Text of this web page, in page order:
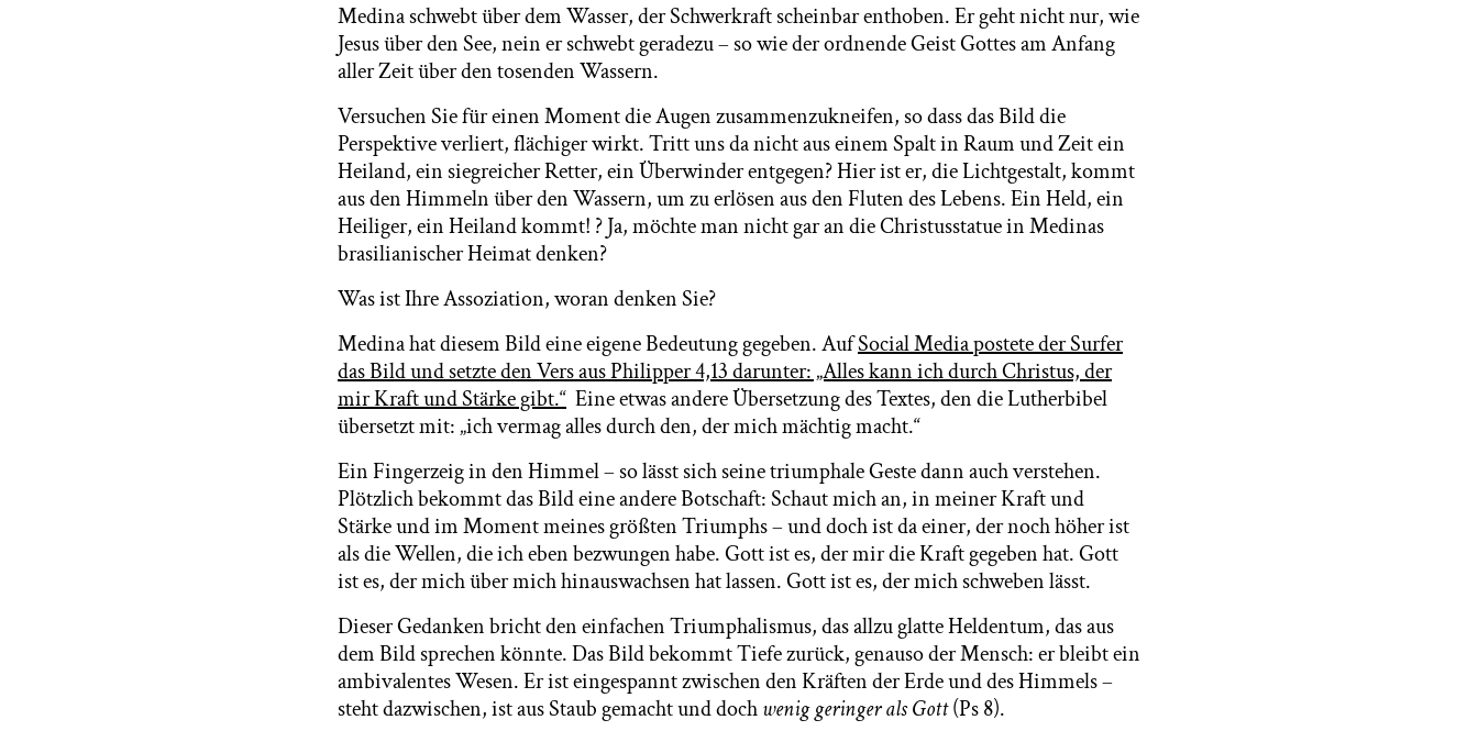
Medina schwebt über dem Wasser, der Schwerkraft scheinbar enthoben. Er geht nicht nur, wie
Jesus über den See, nein er schwebt geradezu – so wie der ordnende Geist Gottes am Anfang
aller Zeit über den tosenden Wassern.
Versuchen Sie für einen Moment die Augen zusammenzukneifen, so dass das Bild die
Perspektive verliert, flächiger wirkt. Tritt uns da nicht aus einem Spalt in Raum und Zeit ein
Heiland, ein siegreicher Retter, ein Überwinder entgegen? Hier ist er, die Lichtgestalt, kommt
aus den Himmeln über den Wassern, um zu erlösen aus den Fluten des Lebens. Ein Held, ein
Heiliger, ein Heiland kommt! ? Ja, möchte man nicht gar an die Christusstatue in Medinas
brasilianischer Heimat denken?
Was ist Ihre Assoziation, woran denken Sie?
Medina hat diesem Bild eine eigene Bedeutung gegeben. AufSocial Media postete der Surfer
das Bild und setzte den Vers aus Philipper 4,13 darunter: „Alles kann ich durch Christus, der
mir Kraft und Stärke gibt.“ Eine etwas andere Übersetzung des Textes, den die Lutherbibel
übersetzt mit: „ich vermag alles durch den, der mich mächtig macht.“
Ein Fingerzeig in den Himmel – so lässt sich seine triumphale Geste dann auch verstehen.
Plötzlich bekommt das Bild eine andere Botschaft: Schaut mich an, in meiner Kraft und
Stärke und im Moment meines größten Triumphs – und doch ist da einer, der noch höher ist
als die Wellen, die ich eben bezwungen habe. Gott ist es, der mir die Kraft gegeben hat. Gott
ist es, der mich über mich hinauswachsen hat lassen. Gott ist es, der mich schweben lässt.
Dieser Gedanken bricht den einfachen Triumphalismus, das allzu glatte Heldentum, das aus
dem Bild sprechen könnte. Das Bild bekommt Tiefe zurück, genauso der Mensch: er bleibt ein
ambivalentes Wesen. Er ist eingespannt zwischen den Kräften der Erde und des Himmels –
steht dazwischen, ist aus Staub gemacht und dochwenig geringer als Gott(Ps 8).